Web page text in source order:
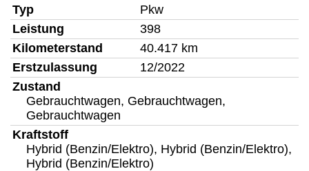
Typ
Pkw
Leistung
398
Kilometerstand
40.417 km
Erstzulassung
12/2022
Zustand
Gebrauchtwagen, Gebrauchtwagen,
Gebrauchtwagen
Kraftstoff
Hybrid (Benzin/Elektro), Hybrid (Benzin/Elektro),
Hybrid (Benzin/Elektro)